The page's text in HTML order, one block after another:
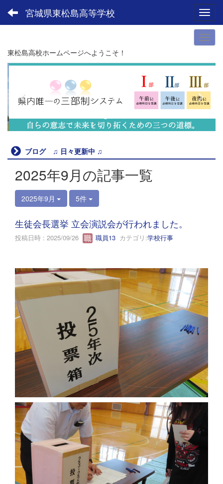
宮城県東松島高等学校
東松島高校ホームページへようこそ！
p
e
u
n
e
x
t
ブログ ♫ 日々更新中 ♫
2025年9月の記事一覧
2025年9月 5件
生徒会長選挙 立会演説会が行われました。
投稿日時 : 2025/09/26 職員13 カテゴリ:学校行事